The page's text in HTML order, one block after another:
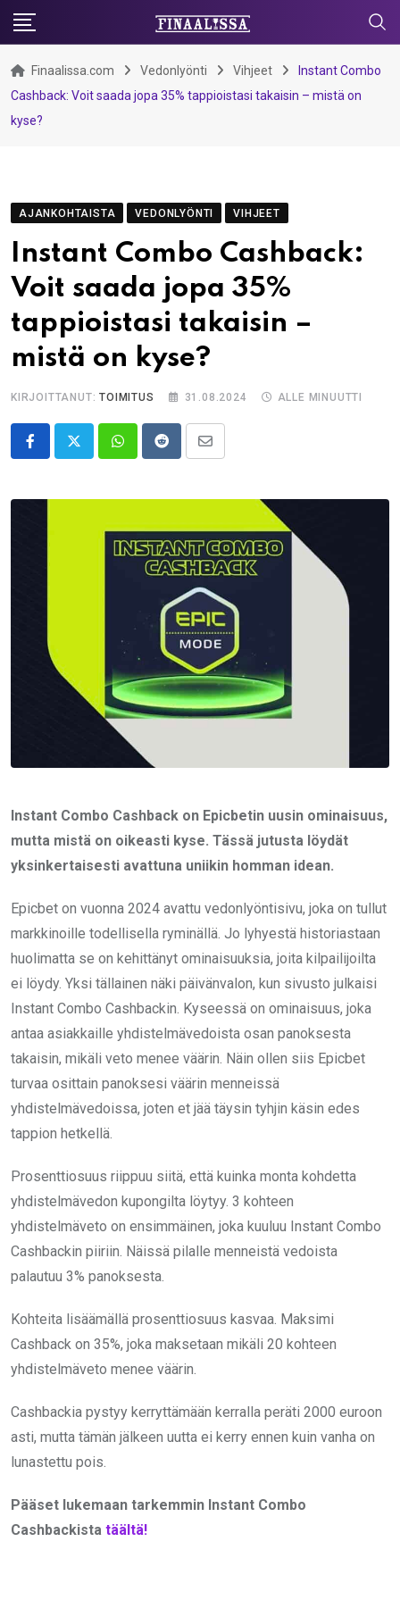
Skip
content
Finaalissa.com Vedonlyönti Vihjeet
Instant Combo
Cashback: Voit saada jopa 35% tappioistasi takaisin – mistä on
kyse?
AJANKOHTAISTA VEDONLYÖNTI VIHJEET
Instant Combo Cashback:
Voit saada jopa 35%
tappioistasi takaisin –
mistä on kyse?
KIRJOITTANUT:TOIMITUS 31.08.2024 ALLE MINUUTTI
WhatsappRedditShare
Email
Instant Combo Cashback on Epicbetin uusin ominaisuus,
mutta mistä on oikeasti kyse. Tässä jutusta löydät
yksinkertaisesti avattuna uniikin homman idean.
Epicbet on vuonna 2024 avattu vedonlyöntisivu, joka on tullut
markkinoille todellisella ryminällä. Jo lyhyestä historiastaan
huolimatta se on kehittänyt ominaisuuksia, joita kilpailijoilta
ei löydy. Yksi tällainen näki päivänvalon, kun sivusto julkaisi
Instant Combo Cashbackin. Kyseessä on ominaisuus, joka
antaa asiakkaille yhdistelmävedoista osan panoksesta
takaisin, mikäli veto menee väärin. Näin ollen siis Epicbet
turvaa osittain panoksesi väärin menneissä
yhdistelmävedoissa, joten et jää täysin tyhjin käsin edes
tappion hetkellä.
Prosenttiosuus riippuu siitä, että kuinka monta kohdetta
yhdistelmävedon kupongilta löytyy. 3 kohteen
yhdistelmäveto on ensimmäinen, joka kuuluu Instant Combo
Cashbackin piiriin. Näissä pilalle menneistä vedoista
palautuu 3% panoksesta.
Kohteita lisäämällä prosenttiosuus kasvaa. Maksimi
Cashback on 35%, joka maksetaan mikäli 20 kohteen
yhdistelmäveto menee väärin.
Cashbackia pystyy kerryttämään kerralla peräti 2000 euroon
asti, mutta tämän jälkeen uutta ei kerry ennen kuin vanha on
lunastettu pois.
Pääset lukemaan tarkemmin Instant Combo
Cashbackista täältä!